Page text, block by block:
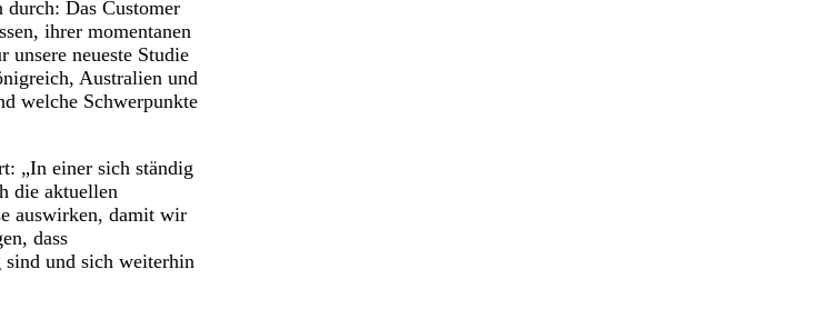
Das Customer
ihrer momentanen
neueste Studie
Australien und
welche Schwerpunkte
„In einer sich ständig
die aktuellen
auswirken, damit wir
dass
sind und sich weiterhin